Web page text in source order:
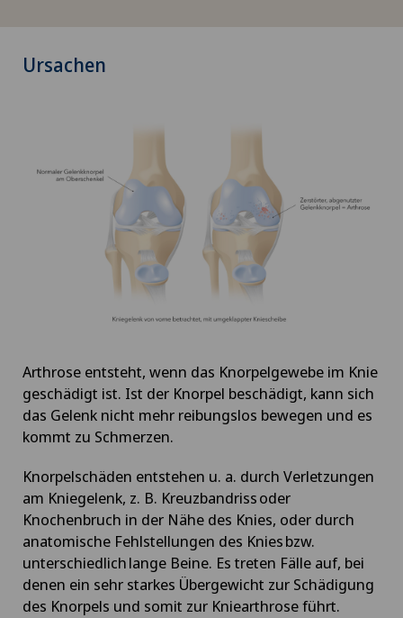
Ursachen
Arthrose entsteht, wenn das Knorpelgewebe im Knie
geschädigt ist. Ist der Knorpel beschädigt, kann sich
das Gelenk nicht mehr reibungslos bewegen und es
kommt zu Schmerzen.
Knorpelschäden entstehen u. a. durch Verletzungen
am Kniegelenk, z. B. Kreuzbandriss oder
Knochenbruch in der Nähe des Knies, oder durch
anatomische Fehlstellungen des Knies bzw.
unterschiedlich lange Beine. Es treten Fälle auf, bei
denen ein sehr starkes Übergewicht zur Schädigung
des Knorpels und somit zur Kniearthrose führt.